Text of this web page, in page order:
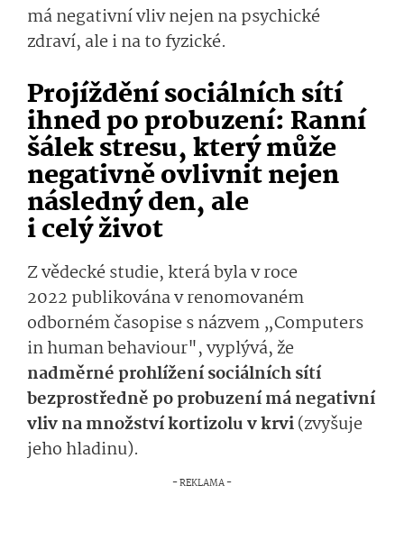
má negativní vliv nejen na psychické
zdraví, ale i na to fyzické.
Projíždění sociálních sítí
ihned po probuzení: Ranní
šálek stresu, který může
negativně ovlivnit nejen
následný den, ale
i celý život
Z vědecké studie, která byla v roce
2022 publikována v renomovaném
odborném časopise s názvem „Computers
in human behaviour", vyplývá, že
nadměrné prohlížení sociálních sítí
bezprostředně po probuzení má negativní
vliv na množství kortizolu v krvi(zvyšuje
jeho hladinu).